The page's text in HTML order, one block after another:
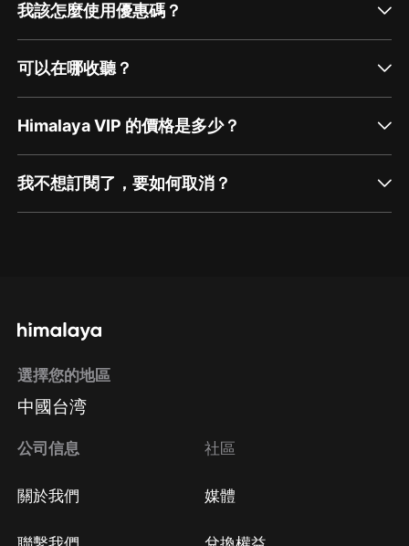
我該怎麼使用優惠碼？
可以在哪收聽？
Himalaya VIP 的價格是多少？
我不想訂閱了，要如何取消？
方法 Google Play取消訂閱方法
選擇您的地區
中國台湾
公司信息
關於我們
社區
媒體